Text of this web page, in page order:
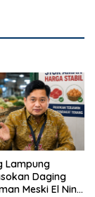
Lampung
Daging
Meski El Nino